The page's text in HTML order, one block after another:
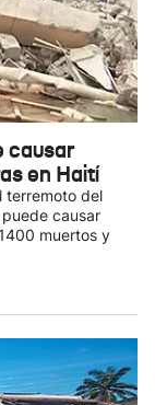
causar
en Haití
terremoto del
causar
muertos y